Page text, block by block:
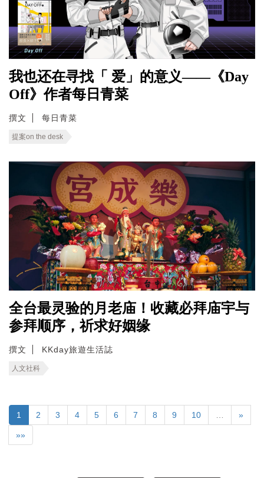
我也还在寻找「 爱」的意义——《Day
Off》作者每日青菜
撰文 每日青菜
提案on the desk
全台最灵验的月老庙！收藏必拜庙宇与
参拜顺序，祈求好姻缘
撰文 KKday旅遊生活誌
人文社科
1 2 3 4 5 6 7 8 9 10 »
»»